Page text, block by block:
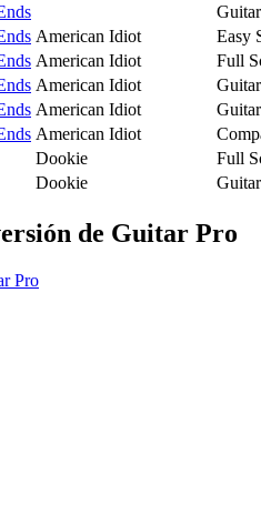
Guitar
American Idiot
Easy
American Idiot
Full
American Idiot
American Idiot
American Idiot
Dookie
Full
Dookie
de Guitar Pro
Pro